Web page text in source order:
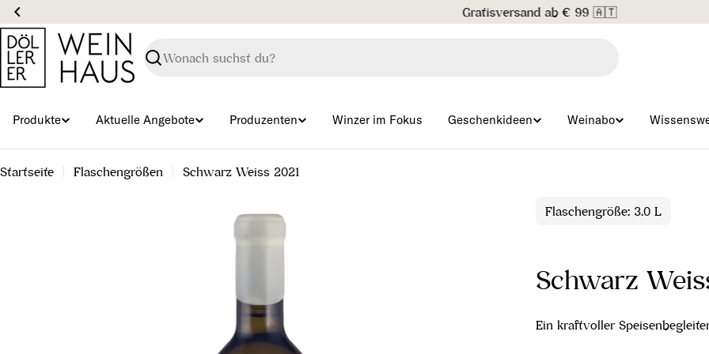
Zum
Inhalt
springen
Gratisversand ab € 99 🇦🇹
Suchen
Produkte Aktuelle Angebote Produzenten Winzer im Fokus Geschenkideen Weinabo
Startseite Flaschengrößen Schwarz Weiss 2021
Flaschengröße: 3.0 L
Schwarz
Ein kraftvoller